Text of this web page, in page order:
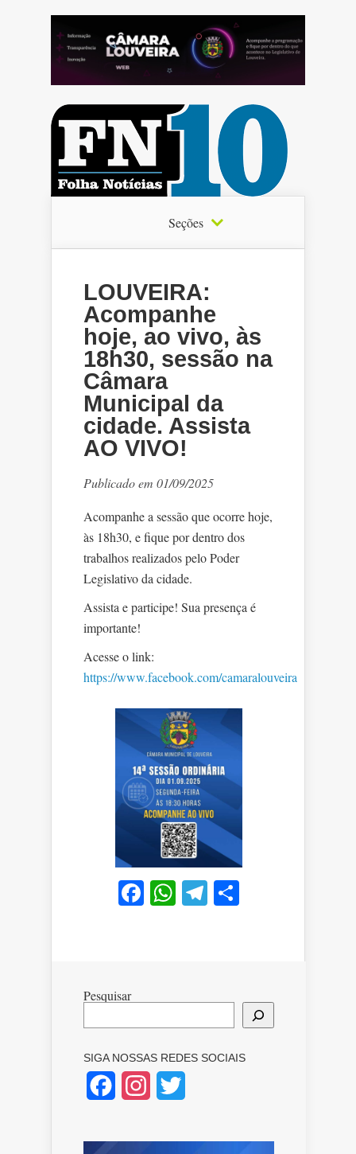
Seções
LOUVEIRA:
Acompanhe
hoje, ao vivo, às
18h30, sessão na
Câmara
Municipal da
cidade. Assista
AO VIVO!
Publicado em 01/09/2025
Acompanhe a sessão que ocorre hoje,
às 18h30, e fique por dentro dos
trabalhos realizados pelo Poder
Legislativo da cidade.
Assista e participe! Sua presença é
importante!
Acesse o link:
https://www.facebook.com/camaralouveira
Facebook
WhatsApp
Telegram
Pesquisar
SIGA NOSSAS REDES SOCIAIS
FacebookInstagram